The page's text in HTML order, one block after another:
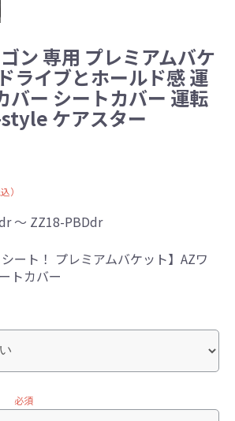
ン 専用 プレミアムバケ
ライブとホールド感 運
バー シートカバー 運転
ケアスター
）
～ ZZ18-PBDdr
シート！ プレミアムバケット】AZワ
トカバー
必須